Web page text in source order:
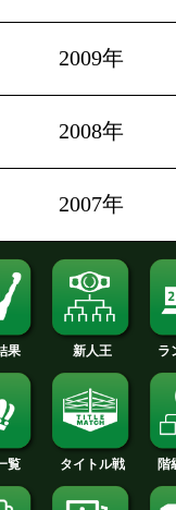
2018
2017年
2016年
2015
2014